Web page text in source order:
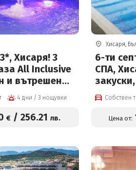
Хисаря! 3
All Inclusive
и вътрешен
вода и
4 дни / 3 нощувки
€/ 256.21 лв.
Хисаря,
6-ти
СПА,
басейн
външно
Собствен
Цена от: